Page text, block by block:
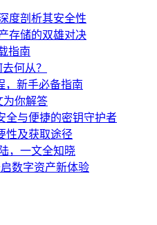
度剖析其安全性
存储的双雄对决
指南
何从？
，新手必备指南
为你解答
全与便捷的密钥守护者
性及获取途径
，一文全知晓
数字资产新体验